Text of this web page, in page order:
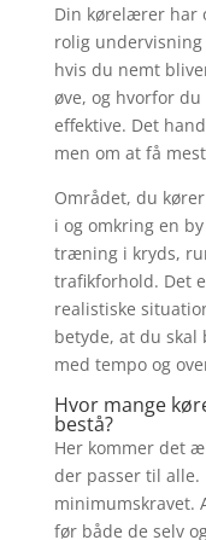
Din kørelærer har
rolig
hvis du nemt
øve, og hvorfor
effektive. Det
men om at få
Området, du
i og omkring en
træning i kryds,
trafikforhold. Det
realistiske
betyde, at du
med tempo og
Hvor mange
bestå?
Her kommer det
der passer til
minimumskravet.
før både de selv